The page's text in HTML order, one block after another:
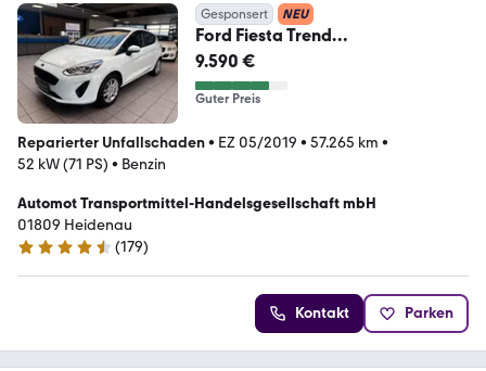
Gesponsert NEU
Ford Fiesta Trend
1.1*Sitzh.*Temp.*Klima*
9.590 €
Guter Preis
Reparierter Unfallschaden• EZ 05/2019 • 57.265 km •
52 kW (71 PS) • Benzin
Automot Transportmittel-Handelsgesellschaft mbH
01809 Heidenau
4.6 Sterne
(179)
Kontakt Parken